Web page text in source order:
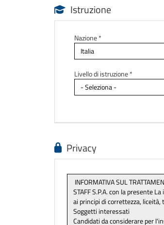
Istruzione
Nazione *
Livello di istruzione *
Privacy